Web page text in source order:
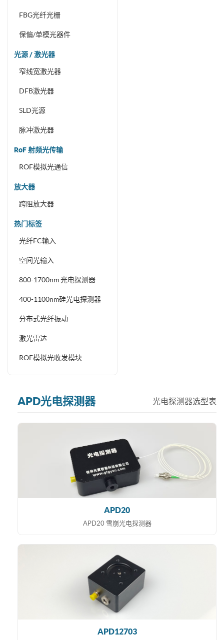
FBG光纤光栅
保偏/单模光器件
光源 / 激光器
窄线宽激光器
DFB激光器
SLD光源
脉冲激光器
RoF 射频光传输
ROF模拟光通信
放大器
跨阻放大器
热门标签
光纤FC输入
空间光输入
800-1700nm 光电探测器
400-1100nm硅光电探测器
分布式光纤振动
激光雷达
ROF模拟光收发模块
光电探测器选型表
APD光电探测器
APD20
APD20 雪崩光电探测器
APD12703